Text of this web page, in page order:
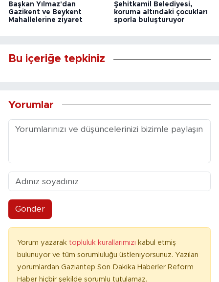
Başkan Yılmaz'dan
Gazikent ve Beykent
Mahallelerine ziyaret
Şehitkamil Belediyesi,
koruma altındaki çocukları
sporla buluşturuyor
Bu içeriğe tepkiniz
Yorumlar
Gönder
Yorum yazarak topluluk kurallarımızı kabul etmiş
bulunuyor ve tüm sorumluluğu üstleniyorsunuz. Yazılan
yorumlardan Gaziantep Son Dakika Haberler Reform
Haber hiçbir şekilde sorumlu tutulamaz.